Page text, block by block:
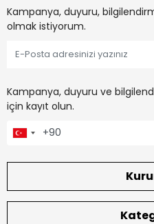
Kampanya, duyuru,
olmak istiyorum.
Kampanya, duyuru ve
için kayıt olun.